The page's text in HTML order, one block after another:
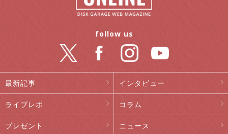
最新記事 インタビュー
ライブレポ コラム
プレゼント ニュース
follow us